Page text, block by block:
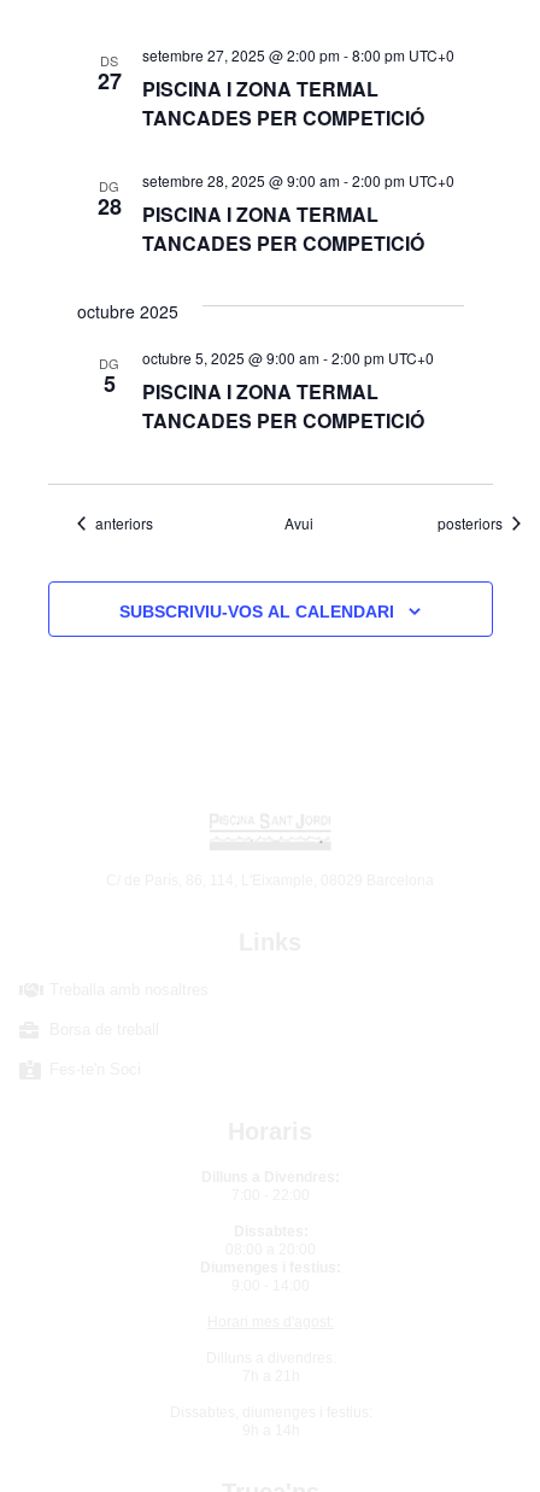
DS
27
PISCINA I ZONA TERMAL
TANCADES PER COMPETICIÓ
setembre 27, 2025 @ 2:00 pm-8:00 pm UTC+0
DG
28
PISCINA I ZONA TERMAL
TANCADES PER COMPETICIÓ
setembre 28, 2025 @ 9:00 am-2:00 pm UTC+0
octubre 2025
DG
5
PISCINA I ZONA TERMAL
TANCADES PER COMPETICIÓ
octubre 5, 2025 @ 9:00 am-2:00 pm UTC+0
Esdeveniments
anteriors Avui Esdeveniments
posteriors
SUBSCRIVIU-VOS AL CALENDARI